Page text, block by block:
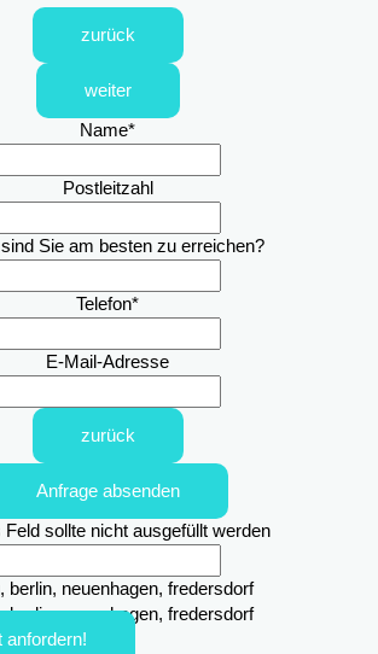
zurück
weiter
Name*
Postleitzahl
Sie am besten zu erreichen?
Telefon*
E-Mail-Adresse
zurück
Anfrage absenden
Feld sollte nicht ausgefüllt werden
anfordern!